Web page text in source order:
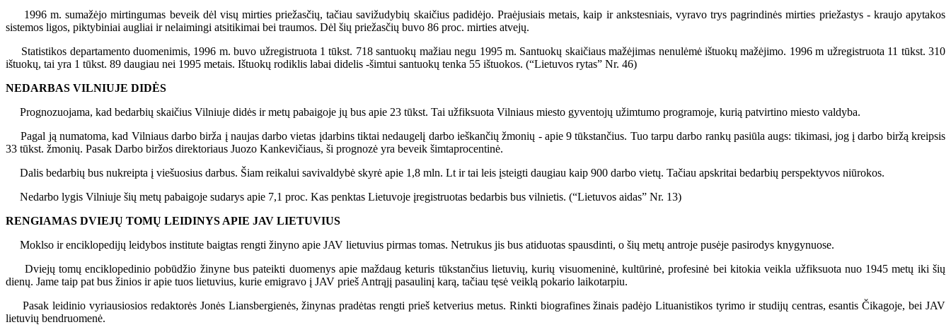
1996 m. sumažėjo mirtingumas beveik dėl visų mirties priežasčių, tačiau savižudybių skaičius padidėjo. Praėjusiais metais, kaip ir ankstesniais, vyravo trys pagrindinės mirties priežastys - kraujo apytakos
sistemos ligos, piktybiniai augliai ir nelaimingi atsitikimai bei traumos. Dėl šių priežasčių buvo 86 proc. mirties atvejų.
Statistikos departamento duomenimis, 1996 m. buvo užregistruota 1 tūkst. 718 santuokų mažiau negu 1995 m. Santuokų skaičiaus mažėjimas nenulėmė ištuokų mažėjimo. 1996 m užregistruota 11 tūkst. 310
ištuokų, tai yra 1 tūkst. 89 daugiau nei 1995 metais. Ištuokų rodiklis labai didelis -šimtui santuokų tenka 55 ištuokos. (“Lietuvos rytas” Nr. 46)
NEDARBAS VILNIUJE DIDĖS
Prognozuojama, kad bedarbių skaičius Vilniuje didės ir metų pabaigoje jų bus apie 23 tūkst. Tai užfiksuota Vilniaus miesto gyventojų užimtumo programoje, kurią patvirtino miesto valdyba.
Pagal ją numatoma, kad Vilniaus darbo birža į naujas darbo vietas įdarbins tiktai nedaugelį darbo ieškančių žmonių - apie 9 tūkstančius. Tuo tarpu darbo rankų pasiūla augs: tikimasi, jog į darbo biržą kreipsis
33 tūkst. žmonių. Pasak Darbo biržos direktoriaus Juozo Kankevičiaus, ši prognozė yra beveik šimtaprocentinė.
Dalis bedarbių bus nukreipta į viešuosius darbus. Šiam reikalui savivaldybė skyrė apie 1,8 mln. Lt ir tai leis įsteigti daugiau kaip 900 darbo vietų. Tačiau apskritai bedarbių perspektyvos niūrokos.
Nedarbo lygis Vilniuje šių metų pabaigoje sudarys apie 7,1 proc. Kas penktas Lietuvoje įregistruotas bedarbis bus vilnietis. (“Lietuvos aidas” Nr. 13)
RENGIAMAS DVIEJŲ TOMŲ LEIDINYS APIE JAV LIETUVIUS
Moklso ir enciklopedijų leidybos institute baigtas rengti žinyno apie JAV lietuvius pirmas tomas. Netrukus jis bus atiduotas spausdinti, o šių metų antroje pusėje pasirodys knygynuose.
Dviejų tomų enciklopedinio pobūdžio žinyne bus pateikti duomenys apie maždaug keturis tūkstančius lietuvių, kurių visuomeninė, kultūrinė, profesinė bei kitokia veikla užfiksuota nuo 1945 metų iki šių
dienų. Jame taip pat bus žinios ir apie tuos lietuvius, kurie emigravo į JAV prieš Antrąjį pasaulinį karą, tačiau tęsė veiklą pokario laikotarpiu.
Pasak leidinio vyriausiosios redaktorės Jonės Liansbergienės, žinynas pradėtas rengti prieš ketverius metus. Rinkti biografines žinais padėjo Lituanistikos tyrimo ir studijų centras, esantis Čikagoje, bei JAV
lietuvių bendruomenė.